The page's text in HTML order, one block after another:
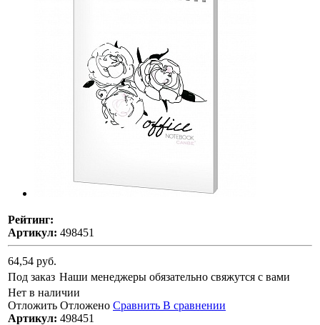
Рейтинг:
Артикул: 498451
64,54 руб.
Под заказ Наши менеджеры обязательно свяжутся с вами
Нет в наличии
Отложить Отложено Сравнить В сравнении
Артикул: 498451